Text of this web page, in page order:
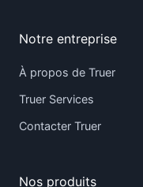
Notre entreprise
À propos de Truer
Truer Services
Contacter Truer
Nos produits